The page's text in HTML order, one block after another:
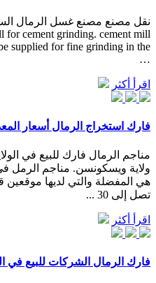
for cement grinding. cement mill
supplied for fine grinding in the
…
اقرأ أكثر
فارك استخراج الرمال أسعار
مناجم الرمال فارك للبيع في
ولاية ويسكونسن. مناجم الرمل
هي المفضلة والتي لديها موقعين
تصل إلى 30 ...
اقرأ أكثر
فارك الرمال الشركات للبيع في